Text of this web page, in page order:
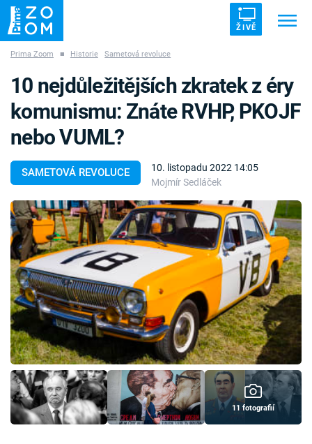
ŽIVĚ
ZÁHADY VETŘELCI DÁVNOVĚKU
Témata
Témata
Pořady
TV Program
Časopis
Sledujte prima+
Přihlášení
Prima Zoom ■ Historie Sametová revoluce
SAMETOVÁ REVOLUCE
10. listopadu 2022 14:05
Mojmír Sedláček
10 nejdůležitějších zkratek z éry
komunismu: Znáte RVHP, PKOJF
nebo VUML?
11 fotografií